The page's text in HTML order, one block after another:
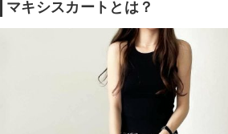
マキシスカートとは？